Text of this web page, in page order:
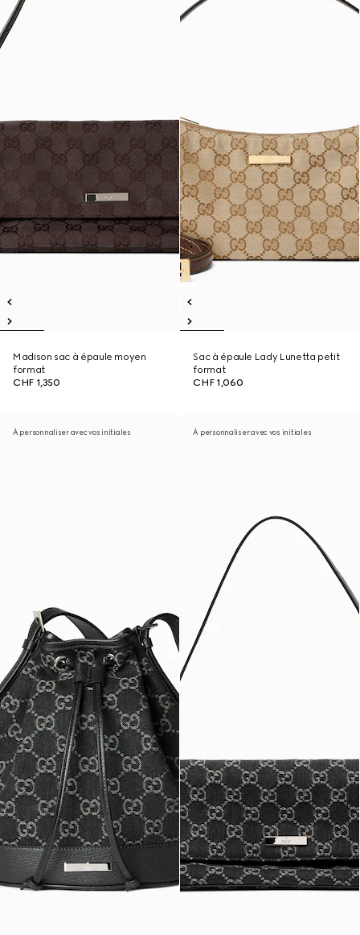
Madison sac à épaule moyen
format
CHF 1,350
Sac à épaule Lady Lunetta petit
format
CHF 1,060
À personnaliser avec vos initiales À personnaliser avec vos initiales